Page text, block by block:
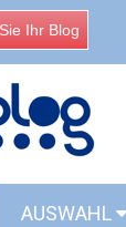
Ihr Blog
AUSWAHL